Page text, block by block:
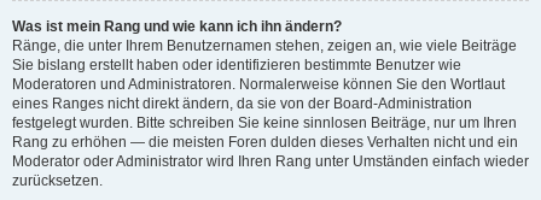
Was ist mein Rang und wie kann ich ihn ändern?
Ränge, die unter Ihrem Benutzernamen stehen, zeigen an, wie viele Beiträge
Sie bislang erstellt haben oder identifizieren bestimmte Benutzer wie
Moderatoren und Administratoren. Normalerweise können Sie den Wortlaut
eines Ranges nicht direkt ändern, da sie von der Board-Administration
festgelegt wurden. Bitte schreiben Sie keine sinnlosen Beiträge, nur um Ihren
Rang zu erhöhen — die meisten Foren dulden dieses Verhalten nicht und ein
Moderator oder Administrator wird Ihren Rang unter Umständen einfach wieder
zurücksetzen.